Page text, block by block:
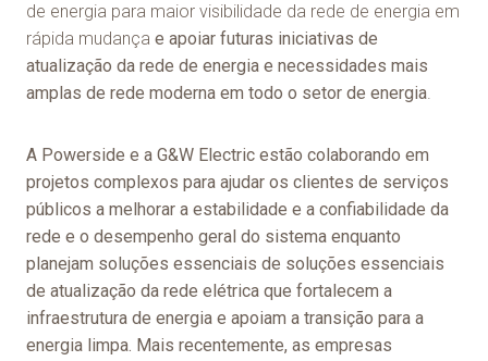
de energia para maior visibilidade da rede de energia em
rápida mudança e apoiar futuras iniciativas de
atualização da rede de energia e necessidades mais
amplas de rede moderna em todo o setor de energia.
A Powerside e a G&W Electric estão colaborando em
projetos complexos para ajudar os clientes de serviços
públicos a melhorar a estabilidade e a confiabilidade da
rede e o desempenho geral do sistema enquanto
planejam soluções essenciais de soluções essenciais
de atualização da rede elétrica que fortalecem a
infraestrutura de energia e apoiam a transição para a
energia limpa. Mais recentemente, as empresas